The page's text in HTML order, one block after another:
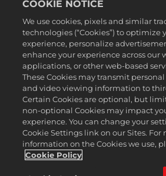
Informazioni
Politiche sulla
Politiche sui
Assistenza
Non vendere o condividere le mie
Ricerca ordini e
Partner pubblicitari
©2016-2026 Take-Two Interactive Software
Civilization, and their respective logos are
Interactive Software, Inc. All
Tutte le proprietà e i marchi commerciali
Italiano
COOKIE NOTICE
We use cookies, pixels and similar
technologies (“Cookies”) to optimize
experience, personalize
enhance your experience across our
applications, or other web-based
These Cookies may transmit
and video viewing information to
Certain Cookies are optional, but
non-optional Cookies may impact
experience. You can change your
Cookie Settings link on our Sites. For
information on the Cookies we use,
Cookie Policy